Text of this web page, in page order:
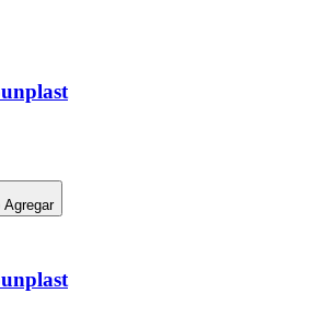
Agregar